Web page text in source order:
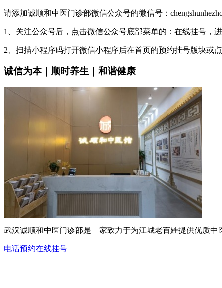
请添加诚顺和中医门诊部微信公众号的微信号：
1、关注公众号后，点击微信公众号底部菜单的：在线挂号，
2、扫描小程序码打开微信小程序后在首页的预约挂号版块或
诚信为本｜顺时养生｜和谐健康
武汉诚顺和中医门诊部是一家致力于为江城老百姓提供优质
电话预约在线挂号